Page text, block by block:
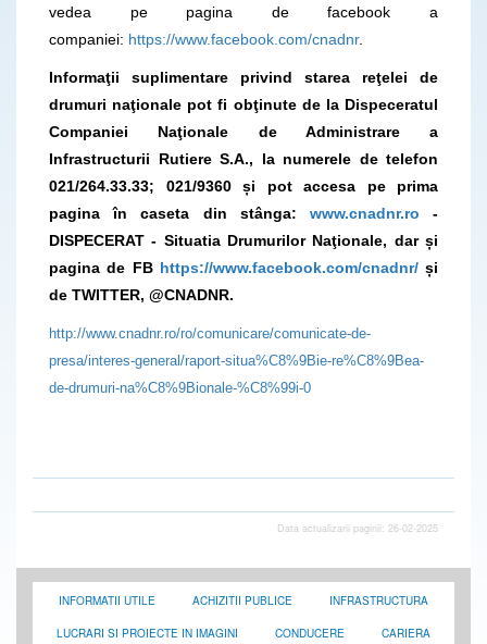
vedea pe pagina de facebook a
companiei: https://www.facebook.com/cnadnr.
Informaţii suplimentare privind starea reţelei de
drumuri naţionale pot fi obţinute de la Dispeceratul
Companiei Naţionale de Administrare a
Infrastructurii Rutiere S.A., la numerele de telefon
021/264.33.33; 021/9360 și pot accesa pe prima
pagina în caseta din stânga: www.cnadnr.ro -
DISPECERAT - Situatia Drumurilor Naţionale, dar și
pagina de FB https://www.facebook.com/cnadnr/și
de TWITTER, @CNADNR.
http://www.cnadnr.ro/ro/comunicare/comunicate-de-
presa/interes-general/raport-situa%C8%9Bie-re%C8%9Bea-
de-drumuri-na%C8%9Bionale-%C8%99i-0
Data actualizarii paginii: 26-02-2025
INFORMATII UTILE ACHIZITII PUBLICE INFRASTRUCTURA
LUCRARI SI PROIECTE IN IMAGINI CONDUCERE CARIERA